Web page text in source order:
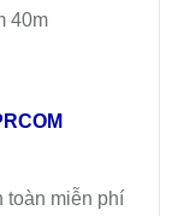
40m
toàn miễn phí